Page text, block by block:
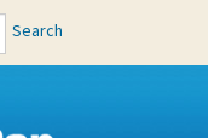
Search